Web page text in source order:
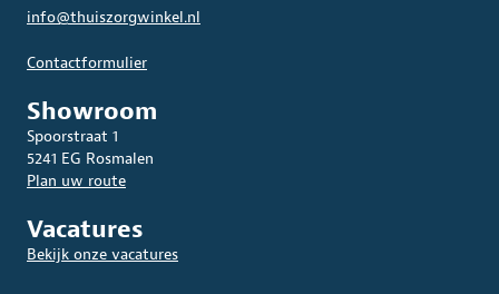
info@thuiszorgwinkel.nl
Contactformulier
Showroom
Spoorstraat 1
5241 EG Rosmalen
Plan uw route
Vacatures
Bekijk onze vacatures